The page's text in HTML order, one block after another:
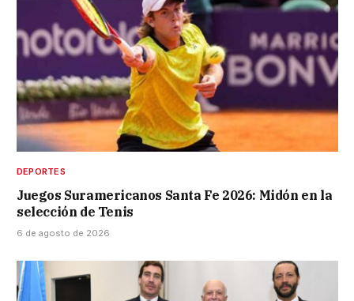
DEPORTES
Juegos Suramericanos Santa Fe 2026: Midón en la
selección de Tenis
6 de agosto de 2026